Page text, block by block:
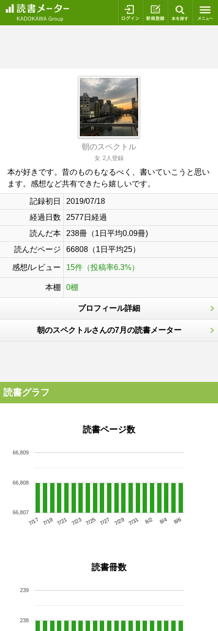
ログイン 新規登録
朝のスペクトル
女 2人登録
本が好きです。昔のものもなるべく、書いていこうと思い
ます。感想など共有できたら嬉しいです。
記録初日
2019/07/18
経過日数
2577日経過
読んだ本
238冊（1日平均0.09冊)
読んだページ
66808（1日平均25）
感想/レビュー 15件（投稿率6.3%）
本棚 0棚
プロフィール詳細
朝のスペクトルさんの7月の読書メーター
読書グラフ
読書ページ数
7/17 7/19 7/21 7/23 7/25 7/27 7/29 7/31 8/2 8/4 8/6
66,807
66,808
66,809
読書冊数
238
239